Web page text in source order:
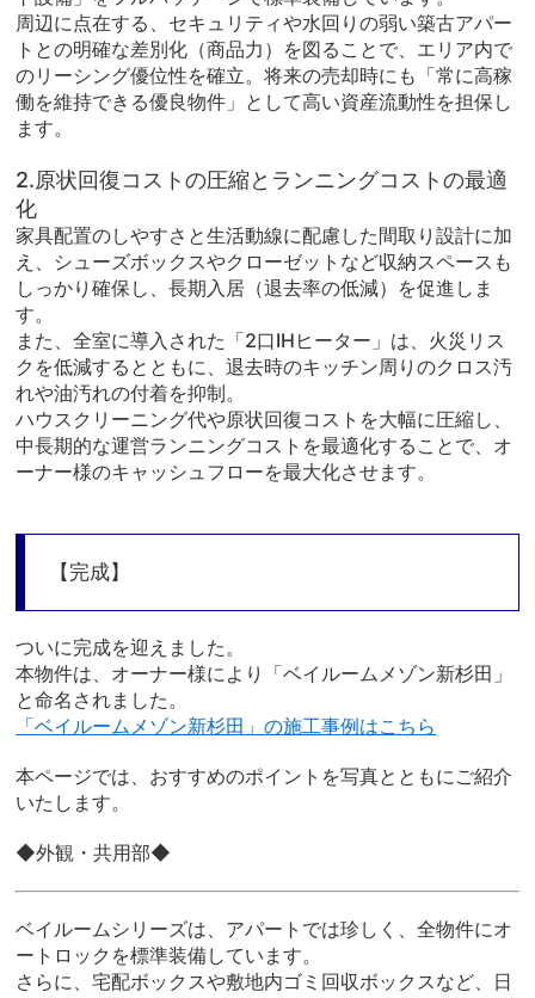
周辺に点在する、セキュリティや水回りの弱い築古アパー
トとの明確な差別化（商品力）を図ることで、エリア内で
のリーシング優位性を確立。将来の売却時にも「常に高稼
働を維持できる優良物件」として高い資産流動性を担保し
ます。
2.原状回復コストの圧縮とランニングコストの最適
化
家具配置のしやすさと生活動線に配慮した間取り設計に加
え、シューズボックスやクローゼットなど収納スペースも
しっかり確保し、長期入居（退去率の低減）を促進しま
す。
また、全室に導入された「2口IHヒーター」は、火災リス
クを低減するとともに、退去時のキッチン周りのクロス汚
れや油汚れの付着を抑制。
ハウスクリーニング代や原状回復コストを大幅に圧縮し、
中長期的な運営ランニングコストを最適化することで、オ
ーナー様のキャッシュフローを最大化させます。
【完成】
ついに完成を迎えました。
本物件は、オーナー様により「ベイルームメゾン新杉田」
と命名されました。
「ベイルームメゾン新杉田」の施工事例はこちら
本ページでは、おすすめのポイントを写真とともにご紹介
いたします。
◆外観・共用部◆
ベイルームシリーズは、アパートでは珍しく、全物件にオ
ートロックを標準装備しています。
さらに、宅配ボックスや敷地内ゴミ回収ボックスなど、日